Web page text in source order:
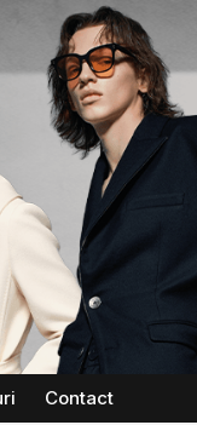
Contact